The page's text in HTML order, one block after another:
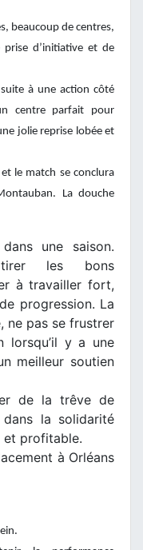
beaucoup de centres,
d’initiative et de
à une action côté
centre parfait pour
jolie reprise lobée et
le match se conclura
La douche
une saison.
tirer les bons
à travailler fort,
progression. La
ne pas se frustrer
lorsqu’il y a une
meilleur soutien
de la trêve de
la solidarité
profitable.
à Orléans